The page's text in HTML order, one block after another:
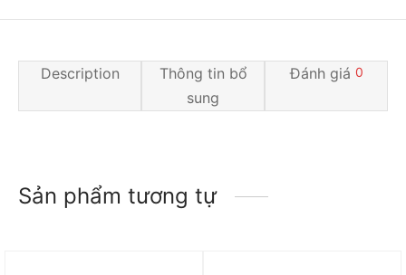
Description
Thông tin bổ
sung
Đánh giá 0
Sản phẩm tương tự